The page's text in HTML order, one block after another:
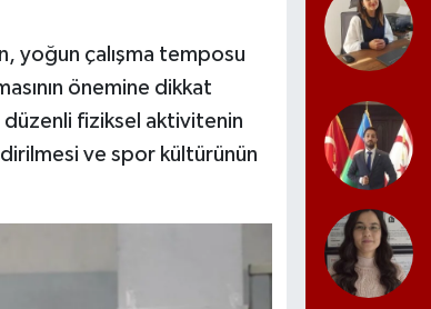
yoğun çalışma temposu
önemine dikkat
düzenli fiziksel aktivitenin
ve spor kültürünün